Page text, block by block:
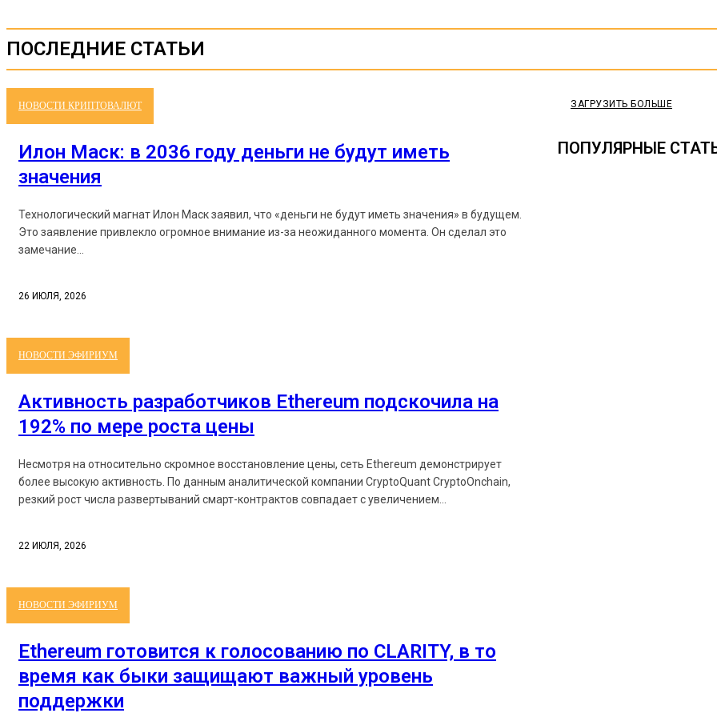
ПОСЛЕДНИЕ СТАТЬИ
НОВОСТИ КРИПТОВАЛЮТ
Илон Маск: в 2036 году деньги не будут иметь
значения
Технологический магнат Илон Маск заявил, что «деньги не будут иметь значения» в будущем.
Это заявление привлекло огромное внимание из-за неожиданного момента. Он сделал это
замечание...
26 ИЮЛЯ, 2026
НОВОСТИ ЭФИРИУМ
Активность разработчиков Ethereum подскочила на
192% по мере роста цены
Несмотря на относительно скромное восстановление цены, сеть Ethereum демонстрирует
более высокую активность. По данным аналитической компании CryptoQuant CryptoOnchain,
резкий рост числа развертываний смарт-контрактов совпадает с увеличением...
22 ИЮЛЯ, 2026
НОВОСТИ ЭФИРИУМ
Ethereum готовится к голосованию по CLARITY, в то
время как быки защищают важный уровень
поддержки
ЗАГРУЗИТЬ БОЛЬШЕ
ПОПУЛЯРНЫЕ